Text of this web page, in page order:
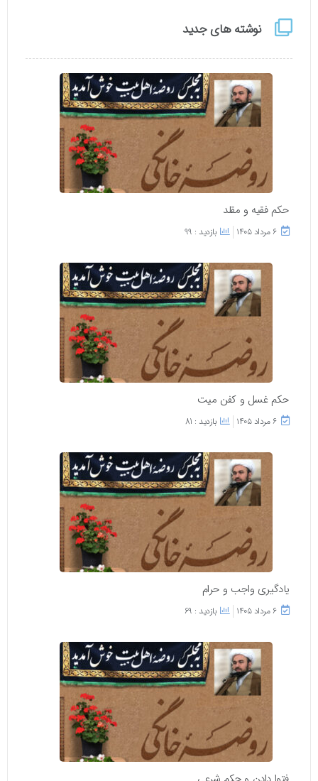
نوشته های جدید
حکم فقیه و مقلد
۶ مرداد ۱۴۰۵ بازدید : 99
حکم غسل و کفن میت
۶ مرداد ۱۴۰۵ بازدید : 81
یادگیری واجب و حرام
۶ مرداد ۱۴۰۵ بازدید : 69